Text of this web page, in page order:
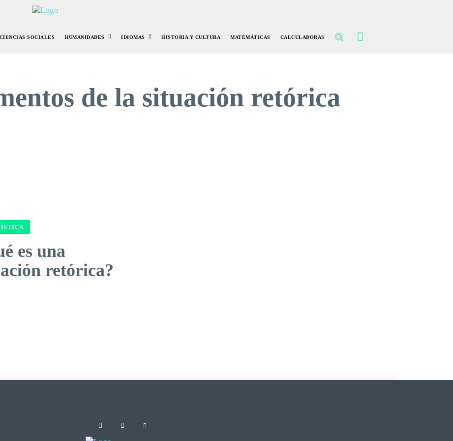
CIENCIAS SOCIALES HUMANIDADES IDIOMAS HISTORIA Y CULTURA MATEMÁTICAS CALCULADORAS
de la situación retórica
es una
retórica?